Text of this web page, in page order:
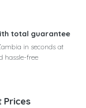
total guarantee
in seconds at
hassle-free